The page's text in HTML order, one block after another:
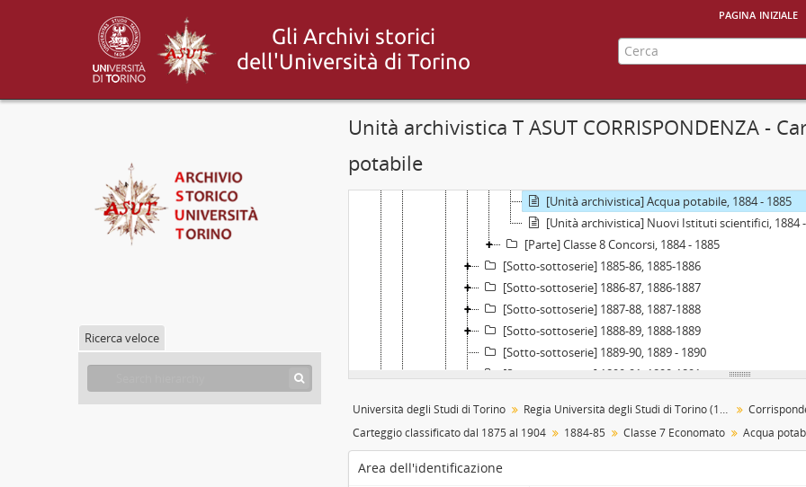
pagina iniziale
Ricerca veloce
Unità archivistica T ASUT CORRISPONDENZA -
potabile
[Unità archivistica] Richieste di locali per
[Unità archivistica] Locali nell'ex convento di San Francesco
[Unità archivistica] Orto botanico, 1884 - 1885
[Unità archivistica] Acqua potabile, 1884 - 1885
[Unità archivistica] Nuovi Istituti scientifici, 1884
[Parte] Classe 8 Concorsi, 1884 - 1885
[Sotto-sottoserie] 1885-86, 1885-1886
[Sotto-sottoserie] 1886-87, 1886-1887
[Sotto-sottoserie] 1887-88, 1887-1888
[Sotto-sottoserie] 1888-89, 1888-1889
[Sotto-sottoserie] 1889-90, 1889 - 1890
[Sotto-sottoserie] 1890-91, 1890-1891
[Sotto-sottoserie] 1892-93, 1892-1893
[Sotto-sottoserie] 1893-94, 1893-1894
Università degli Studi di Torino Regia Università degli Studi di Torino (1693-1946)
Carteggio classificato dal 1875 al 1904
1884-85 Classe 7 Economato Acqua
Area dell'identificazione